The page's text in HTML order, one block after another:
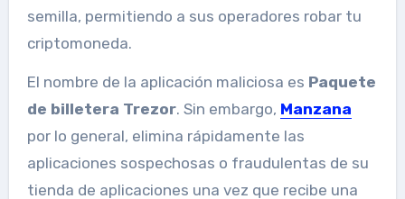
semilla, permitiendo a sus operadores robar tu
criptomoneda.
El nombre de la aplicación maliciosa es Paquete
de billetera Trezor. Sin embargo, Manzana
por lo general, elimina rápidamente las
aplicaciones sospechosas o fraudulentas de su
tienda de aplicaciones una vez que recibe una